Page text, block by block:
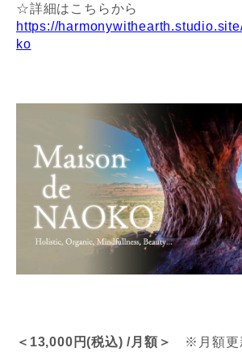
☆詳細はこちらから
https://
ko
＜13,000円(税込) /月額＞
※月額更